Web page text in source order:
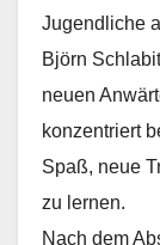
Jugendliche
Björn
neuen
konzentriert
Spaß, neue
zu lernen.
Nach dem